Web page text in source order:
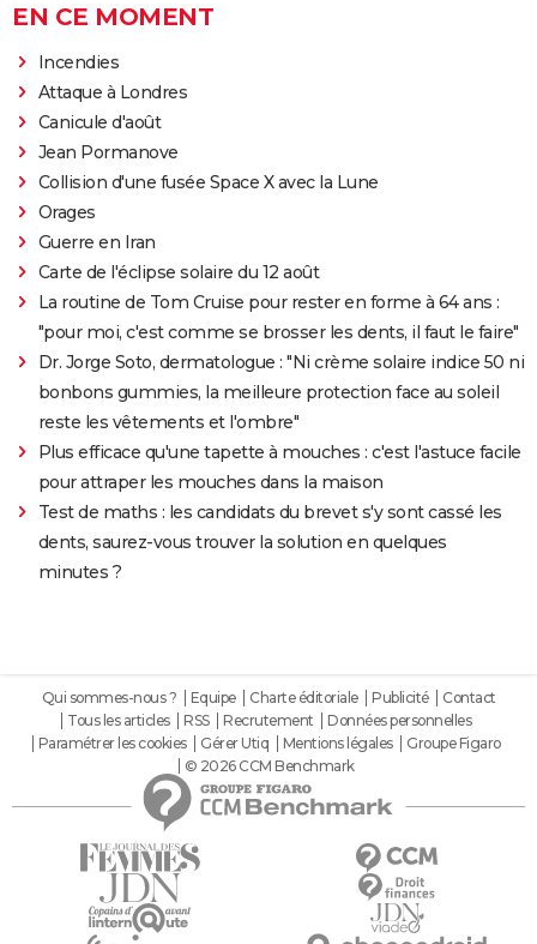
EN CE MOMENT
Incendies
Attaque à Londres
Canicule d'août
Jean Pormanove
Collision d'une fusée Space X avec la Lune
Orages
Guerre en Iran
Carte de l'éclipse solaire du 12 août
La routine de Tom Cruise pour rester en forme à 64 ans :
"pour moi, c'est comme se brosser les dents, il faut le faire"
Dr. Jorge Soto, dermatologue : "Ni crème solaire indice 50 ni
bonbons gummies, la meilleure protection face au soleil
reste les vêtements et l'ombre"
Plus efficace qu'une tapette à mouches : c'est l'astuce facile
pour attraper les mouches dans la maison
Test de maths : les candidats du brevet s'y sont cassé les
dents, saurez-vous trouver la solution en quelques
minutes ?
Qui sommes-nous ? Equipe Charte éditoriale Publicité
Contact
Tous les articles
RSS Recrutement
Données personnelles
Paramétrer les cookies
Gérer Utiq Mentions légales
Groupe Figaro
© 2026 CCM Benchmark